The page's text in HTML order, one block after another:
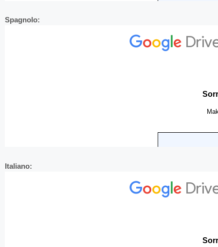
Spagnolo:
Italiano: